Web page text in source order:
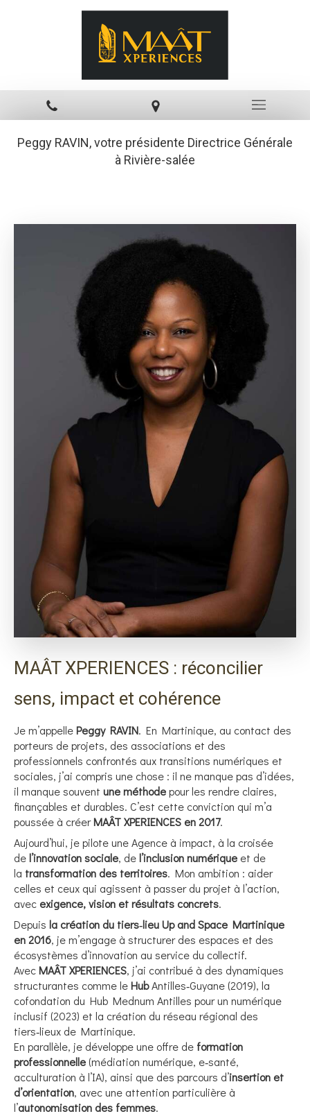
Peggy RAVIN, votre présidente Directrice Générale
à Rivière-salée
MAÂT XPERIENCES : réconcilier
sens, impact et cohérence
Je m’appellePeggy RAVIN. En Martinique, au contact des
porteurs de projets, des associations et des
professionnels confrontés aux transitions numériques et
sociales, j’ai compris une chose : il ne manque pas d’idées,
il manque souvent une méthodepour les rendre claires,
finançables et durables. C’est cette conviction qui m’a
poussée à créerMAÂT XPERIENCES en 2017.
Aujourd’hui, je pilote une Agence à impact, à la croisée
del’innovation sociale, del’inclusion numérique et de
la transformation des territoires. Mon ambition : aider
celles et ceux qui agissent à passer du projet à l’action,
avec exigence, vision et résultats concrets.
Depuis la création du tiers‑lieu Up and Space Martinique
en 2016, je m’engage à structurer des espaces et des
écosystèmes d’innovation au service du collectif.
AvecMAÂT XPERIENCES, j’ai contribué à des dynamiques
structurantes comme leHubAntilles‑Guyane (2019), la
cofondation du Hub Mednum Antilles pour un numérique
inclusif (2023) et la création du réseau régional des
tiers‑lieux de Martinique.
En parallèle, je développe une offre de formation
professionnelle(médiation numérique, e‑santé,
acculturation à l’IA), ainsi que des parcours d’insertion et
d’orientation, avec une attention particulière à
l’autonomisation des femmes.